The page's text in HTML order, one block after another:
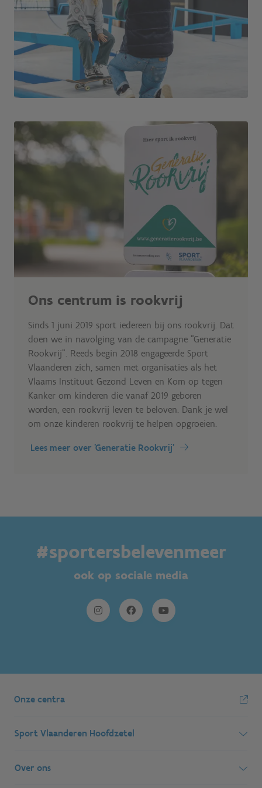
Ons centrum is rookvrij
Sinds 1 juni 2019 sport iedereen bij ons rookvrij. Dat
doen we in navolging van de campagne "Generatie
Rookvrij". Reeds begin 2018 engageerde Sport
Vlaanderen zich, samen met organisaties als het
Vlaams Instituut Gezond Leven en Kom op tegen
Kanker om kinderen die vanaf 2019 geboren
worden, een rookvrij leven te beloven. Dank je wel
om onze kinderen rookvrij te helpen opgroeien.
Lees meer over 'Generatie Rookvrij'
#sportersbelevenmeer
ook op sociale media
Onze centra
Sport Vlaanderen Hoofdzetel
Simon Bolivarlaan 17
Over ons